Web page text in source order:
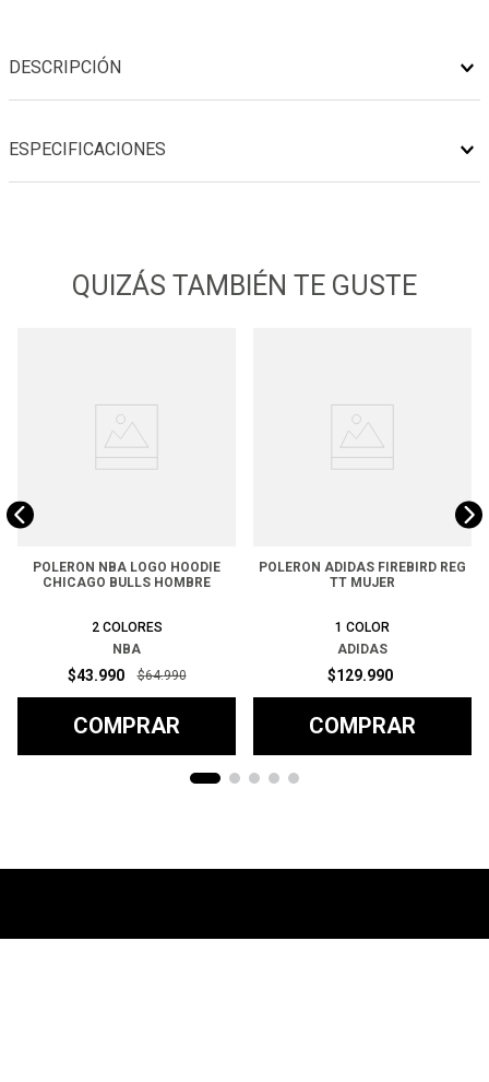
DESCRIPCIÓN
ESPECIFICACIONES
QUIZÁS TAMBIÉN TE GUSTE
POLERON NBA LOGO HOODIE
CHICAGO BULLS HOMBRE
2 COLORES
NBA
$43.990 $64.990
COMPRAR
POLERON ADIDAS FIREBIRD REG
TT MUJER
1 COLOR
ADIDAS
$129.990
COMPRAR